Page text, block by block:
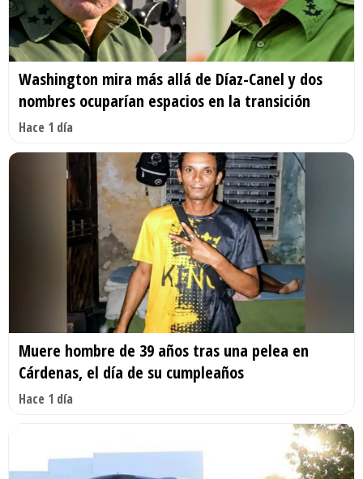
Washington mira más allá de Díaz-Canel y dos
nombres ocuparían espacios en la transición
Hace 1 día
Muere hombre de 39 años tras una pelea en
Cárdenas, el día de su cumpleaños
Hace 1 día